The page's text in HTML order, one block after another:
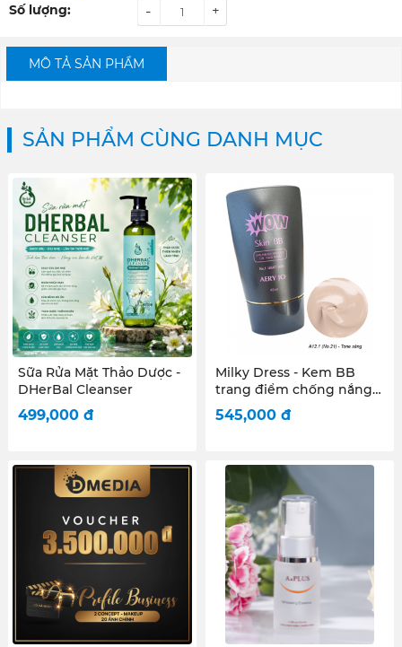
Số lượng: +
-
MÔ TẢ SẢN PHẨM
SẢN PHẨM CÙNG DANH MỤC
Sữa Rửa Mặt Thảo Dược -
DHerBal Cleanser
499,000 đ
Milky Dress - Kem BB
trang điểm chống nắng
cao - Aery Jo Wow Skin
BB No 21 SPF 30PA +++ -
545,000 đ